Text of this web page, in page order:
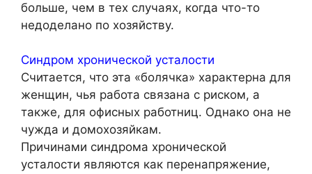
больше, чем в тех случаях, когда что-то
недоделано по хозяйству.
Синдром хронической усталости
Считается, что эта «болячка» характерна для
женщин, чья работа связана с риском, а
также, для офисных работниц. Однако она не
чужда и домохозяйкам.
Причинами синдрома хронической
усталости являются как перенапряжение,